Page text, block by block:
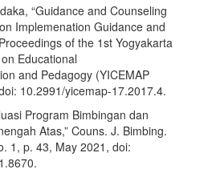
“Guidance and Counseling
Implemenation Guidance and
of the 1st Yogyakarta
Educational
and Pedagogy (YICEMAP
10.2991/yicemap-17.2017.4.
Program Bimbingan dan
Atas,” Couns. J. Bimbing.
1, p. 43, May 2021, doi: